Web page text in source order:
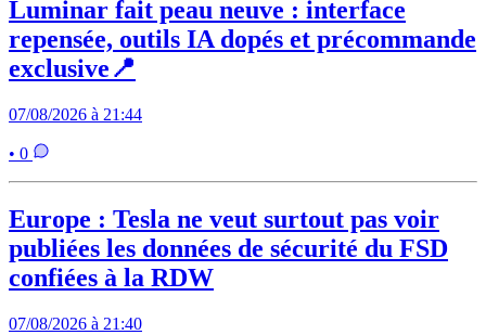
Luminar fait peau neuve : interface
repensée, outils IA dopés et précommande
exclusive📍
07/08/2026 à 21:44
• 0
Europe : Tesla ne veut surtout pas voir
publiées les données de sécurité du FSD
confiées à la RDW
07/08/2026 à 21:40